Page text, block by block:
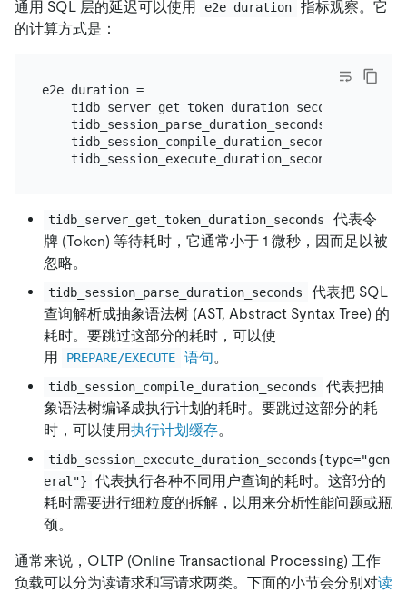
通用 SQL 层的延迟可以使用 e2e duration
指标观察。它
的计算方式是：
e2e duration =
    tidb_server_get_token_duration_seconds +
    tidb_session_parse_duration_seconds +
    tidb_session_compile_duration_seconds +
tidb_server_get_token_duration_seconds
代表令
牌 (Token) 等待耗时，它通常小于 1 微秒，因而足以被
忽略。
tidb_session_parse_duration_seconds
代表把 SQL
查询解析成抽象语法树 (AST, Abstract Syntax Tree) 的
耗时。要跳过这部分的耗时，可以使
用
PREPARE/EXECUTE 语句。
tidb_session_compile_duration_seconds
代表把抽
象语法树编译成执行计划的耗时。要跳过这部分的耗
时，可以使用执行计划缓存。
tidb_session_execute_duration_seconds{type="gen
eral"}
代表执行各种不同用户查询的耗时。这部分的
耗时需要进行细粒度的拆解，以用来分析性能问题或瓶
颈。
通常来说，OLTP (Online Transactional Processing) 工作
负载可以分为读请求和写请求两类。下面的小节会分别对读